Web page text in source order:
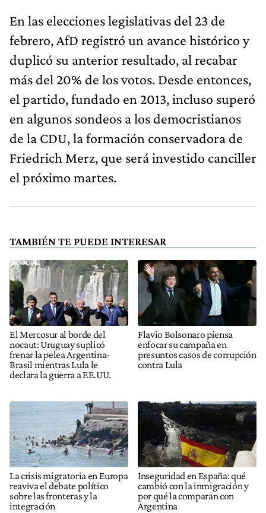
En las elecciones legislativas del 23 de
febrero, AfD registró un avance histórico y
duplicó su anterior resultado, al recabar
más del 20% de los votos. Desde entonces,
el partido, fundado en 2013, incluso superó
en algunos sondeos a los democristianos
de la CDU, la formación conservadora de
Friedrich Merz, que será investido canciller
el próximo martes.
TAMBIÉN TE PUEDE INTERESAR
El Mercosur al borde del
nocaut: Uruguay suplicó
frenar la pelea Argentina-
Brasil mientras Lula le
declara la guerra a EE.UU.
Flavio Bolsonaro piensa
enfocar su campaña en
presuntos casos de corrupción
contra Lula
La crisis migratoria en Europa
reaviva el debate político
sobre las fronteras y la
integración
Inseguridad en España: qué
cambió con la inmigración y
por qué la comparan con
Argentina